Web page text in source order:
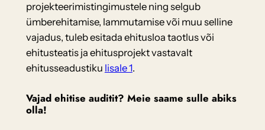
projekteerimistingimustele ning selgub
ümberehitamise, lammutamise või muu selline
vajadus, tuleb esitada ehitusloa taotlus või
ehitusteatis ja ehitusprojekt vastavalt
ehitusseadustiku lisale 1.
Vajad ehitise auditit? Meie saame sulle abiks
olla!